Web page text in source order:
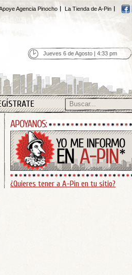
Agencia Pinocho La Tienda de A-Pin
Jueves 6 de Agosto | 4:33 pm
¿Quieres tener a A-Pin en tu sitio?